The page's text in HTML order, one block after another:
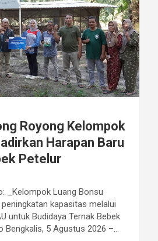
Royong Kelompok
Harapan Baru
Petelur
Luang Bonsu
kapasitas melalui
untuk Budidaya Ternak Bebek
Bengkalis, 5 Agustus 2026 –…